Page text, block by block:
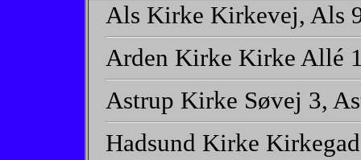
Als Kirke Kirkevej, Als
Arden Kirke Kirke Allé
Astrup Kirke Søvej 3,
Hadsund Kirke